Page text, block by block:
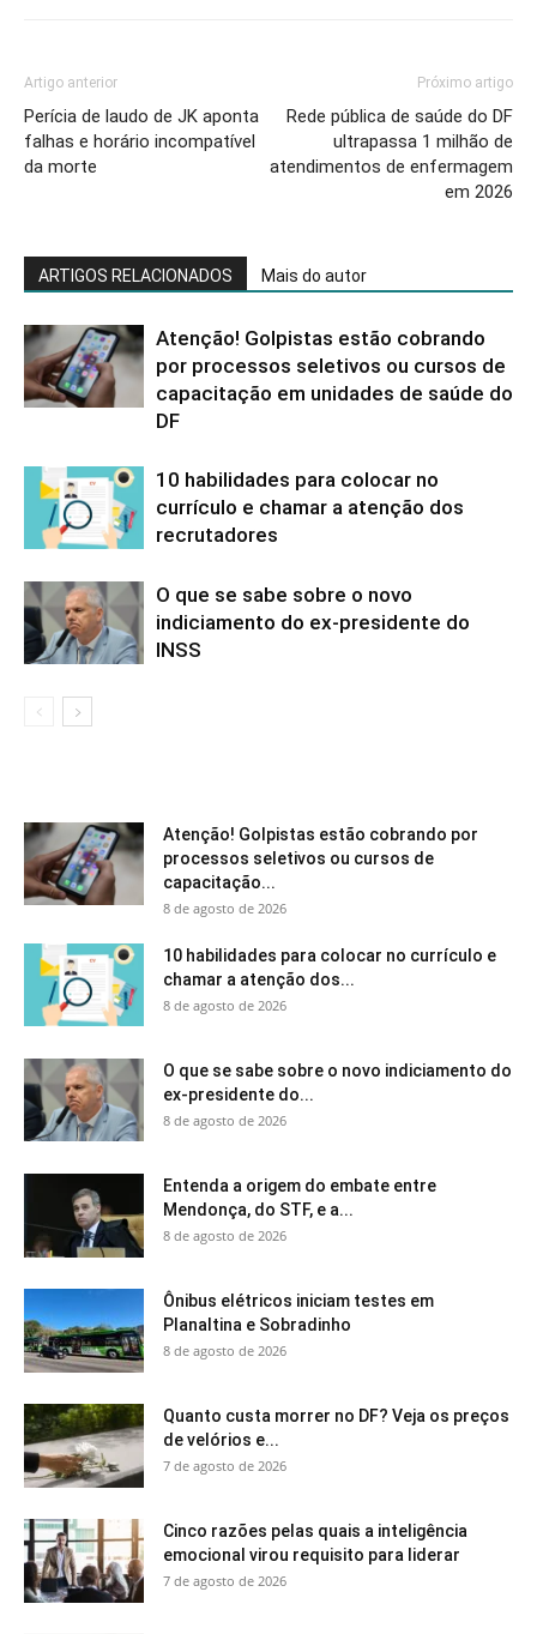
Artigo anterior
Perícia de laudo de JK aponta
falhas e horário incompatível
da morte
Próximo artigo
Rede pública de saúde do DF
ultrapassa 1 milhão de
atendimentos de enfermagem
em 2026
ARTIGOS RELACIONADOS Mais do autor
Atenção! Golpistas estão cobrando
por processos seletivos ou cursos de
capacitação em unidades de saúde do
DF
10 habilidades para colocar no
currículo e chamar a atenção dos
recrutadores
O que se sabe sobre o novo
indiciamento do ex-presidente do
INSS
Atenção! Golpistas estão cobrando por
processos seletivos ou cursos de
capacitação...
8 de agosto de 2026
10 habilidades para colocar no currículo e
chamar a atenção dos...
8 de agosto de 2026
O que se sabe sobre o novo indiciamento do
ex-presidente do...
8 de agosto de 2026
Entenda a origem do embate entre
Mendonça, do STF, e a...
8 de agosto de 2026
Ônibus elétricos iniciam testes em
Planaltina e Sobradinho
8 de agosto de 2026
Quanto custa morrer no DF? Veja os preços
de velórios e...
7 de agosto de 2026
Cinco razões pelas quais a inteligência
emocional virou requisito para liderar
7 de agosto de 2026